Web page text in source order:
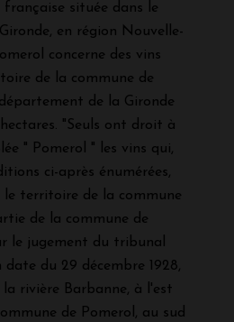
située dans le
en région Nouvelle-
concerne des vins
de la commune de
de la Gironde
"Seuls ont droit à
" Pomerol " les vins qui,
ci-après énumérées,
territoire de la commune
de la commune de
le jugement du tribunal
date du 29 décembre 1928,
rivière Barbanne, à l'est
de Pomerol, au sud